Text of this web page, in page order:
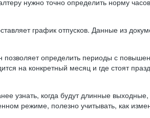
нужно точно определить норму
график отпусков. Данные из
определить периоды с
на конкретный месяц и где стоят
узнать, когда будут длинные
режиме, полезно учитывать, как